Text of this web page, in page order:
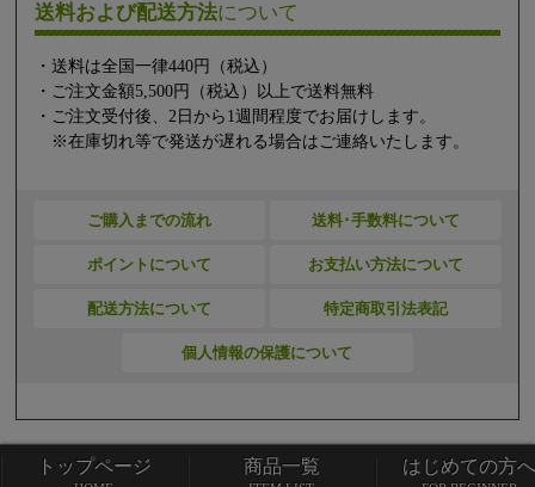
送料および配送方法について
・送料は全国一律440円（税込）
・ご注文金額5,500円（税込）以上で送料無料
・ご注文受付後、2日から1週間程度でお届けします。
※在庫切れ等で発送が遅れる場合はご連絡いたします。
ご購入までの流れ 送料･手数料について
ポイントについて お支払い方法について
配送方法について 特定商取引法表記
個人情報の保護について
トップページ 商品一覧
トップページ 商品一覧 はじめての方へ